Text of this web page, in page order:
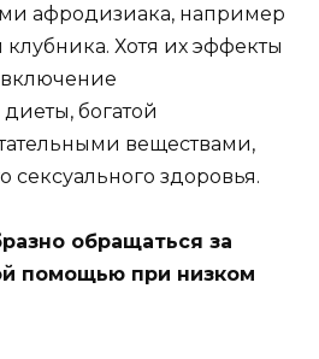
афродизиака, например
Хотя их эффекты
включение
богатой
веществами,
сексуального здоровья.
обращаться за
помощью при низком